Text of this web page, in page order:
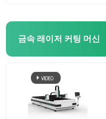
금속 래이저 커팅 머신